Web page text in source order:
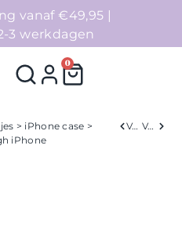
vanaf €49,95 |
3 werkdagen
0
> iPhone case >
iPhone
Verleden Volgend